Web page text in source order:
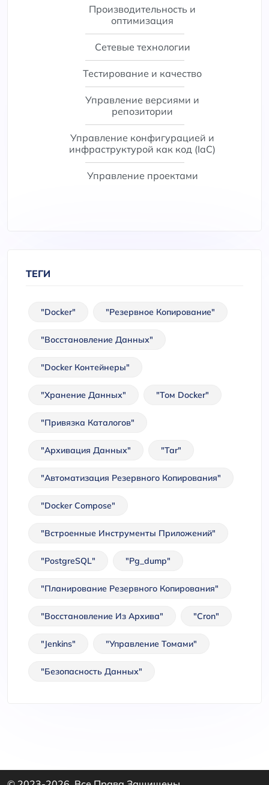
Производительность и
оптимизация
Сетевые технологии
Тестирование и качество
Управление версиями и
репозитории
Управление конфигурацией и
инфраструктурой как код (IaC)
Управление проектами
ТЕГИ
"Docker" "Резервное Копирование"
"Восстановление Данных"
"Docker Контейнеры"
"Хранение Данных" "Том Docker"
"Привязка Каталогов"
"Архивация Данных" "tar"
"Автоматизация Резервного Копирования"
"Docker Compose"
"Встроенные Инструменты Приложений"
"PostgreSQL" "pg_dump"
"Планирование Резервного Копирования"
"Восстановление Из Архива" "cron"
"Jenkins" "Управление Томами"
"Безопасность Данных"